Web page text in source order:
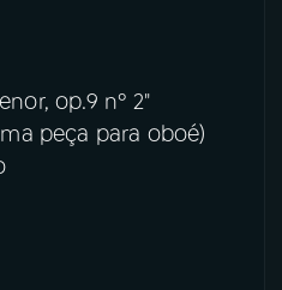
op.9 nº 2"
peça para oboé)